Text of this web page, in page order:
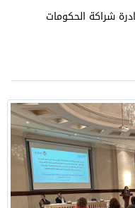
شراكة الحكومات